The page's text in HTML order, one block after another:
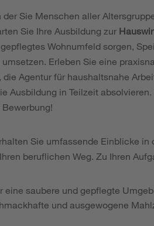
Sie Menschen aller
Sie Ihre Ausbildung zur
Wohnumfeld sorgen,
Erleben Sie eine
Agentur für haushaltsnahe
Ausbildung in Teilzeit absolvieren.
Sie umfassende Einblicke in
beruflichen Weg. Zu Ihren
eine saubere und gepflegte
und ausgewogene